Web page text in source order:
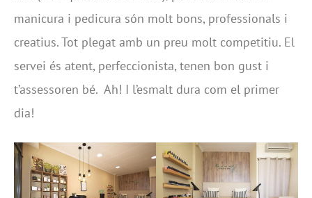
manicura i pedicura són molt bons, professionals i
creatius. Tot plegat amb un preu molt competitiu. El
servei és atent, perfeccionista, tenen bon gust i
t’assessoren bé. Ah! I l’esmalt dura com el primer
dia!